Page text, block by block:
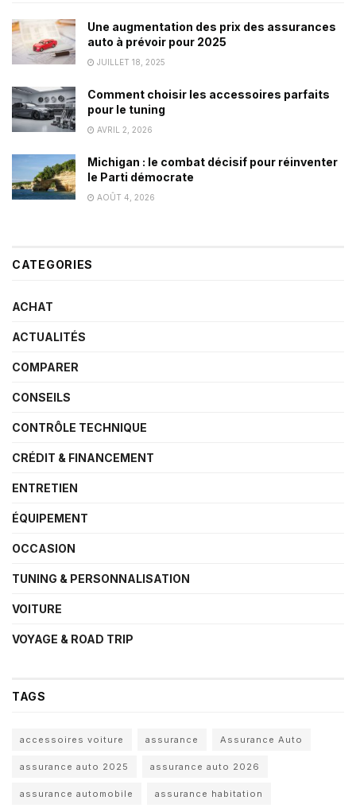
Une augmentation des prix des assurances
auto à prévoir pour 2025
JUILLET 18, 2025
Comment choisir les accessoires parfaits
pour le tuning
AVRIL 2, 2026
Michigan : le combat décisif pour réinventer
le Parti démocrate
AOÛT 4, 2026
CATEGORIES
ACHAT
ACTUALITÉS
COMPARER
CONSEILS
CONTRÔLE TECHNIQUE
CRÉDIT & FINANCEMENT
ENTRETIEN
ÉQUIPEMENT
OCCASION
TUNING & PERSONNALISATION
VOITURE
VOYAGE & ROAD TRIP
TAGS
accessoires voiture assurance Assurance Auto
assurance auto 2025 assurance auto 2026
assurance automobile assurance habitation